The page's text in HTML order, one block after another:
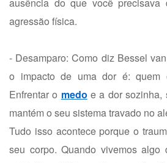
agressão física.
- Desamparo: Como diz Bessel
o impacto de uma dor é: quem
Enfrentar o medo e a dor sozinha,
mantém o seu sistema travado no
Tudo isso acontece porque o
seu corpo. Quando vivemos algo